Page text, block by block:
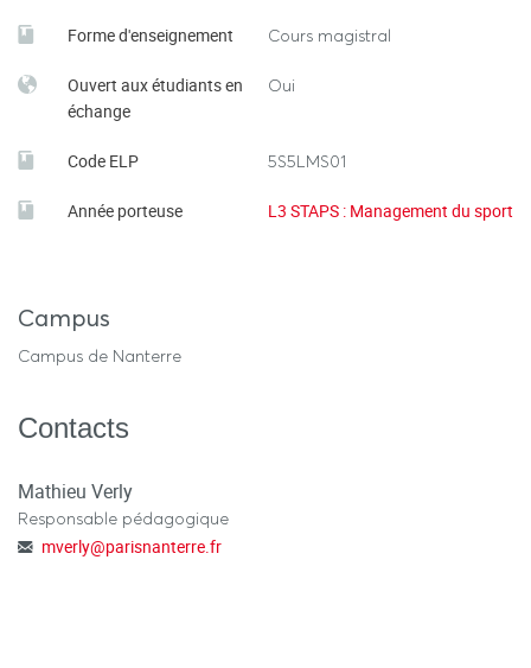
Forme d'enseignement Cours magistral
Ouvert aux étudiants en
échange
Oui
Code ELP 5S5LMS01
Année porteuse L3 STAPS : Management du sport
Campus
Campus de Nanterre
Contacts
Mathieu Verly
Responsable pédagogique
mverly@parisnanterre.fr